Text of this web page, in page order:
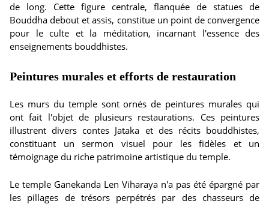
de long. Cette figure centrale, flanquée de statues de
Bouddha debout et assis, constitue un point de convergence
pour le culte et la méditation, incarnant l'essence des
enseignements bouddhistes.
Peintures murales et efforts de restauration
Les murs du temple sont ornés de peintures murales qui
ont fait l'objet de plusieurs restaurations. Ces peintures
illustrent divers contes Jataka et des récits bouddhistes,
constituant un sermon visuel pour les fidèles et un
témoignage du riche patrimoine artistique du temple.
Le temple Ganekanda Len Viharaya n'a pas été épargné par
les pillages de trésors perpétrés par des chasseurs de